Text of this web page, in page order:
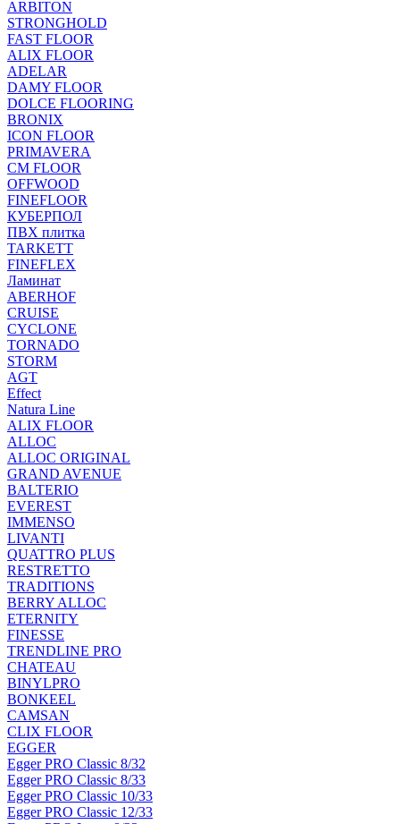
ARBITON
STRONGHOLD
FAST FLOOR
ALIX FLOOR
ADELAR
DAMY FLOOR
DOLCE FLOORING
BRONIX
ICON FLOOR
PRIMAVERA
CM FLOOR
OFFWOOD
FINEFLOOR
КУБЕРПОЛ
ПВХ плитка
TARKETT
FINEFLEX
Ламинат
ABERHOF
CRUISE
CYCLONE
TORNADO
STORM
AGT
Effect
Natura Line
ALIX FLOOR
ALLOC
ALLOC ORIGINAL
GRAND AVENUE
BALTERIO
EVEREST
IMMENSO
LIVANTI
QUATTRO PLUS
RESTRETTO
TRADITIONS
BERRY ALLOC
ETERNITY
FINESSE
TRENDLINE PRO
CHATEAU
BINYLPRO
BONKEEL
CAMSAN
CLIX FLOOR
EGGER
Egger PRO Classic 8/32
Egger PRO Classic 8/33
Egger PRO Classic 10/33
Egger PRO Classic 12/33